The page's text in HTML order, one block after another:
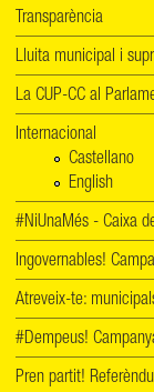
Transparència
Lluita municipal i
La CUP-CC al
Internacional
Castellano
English
#NiUnaMés - Caixa
Ingovernables!
Atreveix-te:
#Dempeus!
Pren partit!